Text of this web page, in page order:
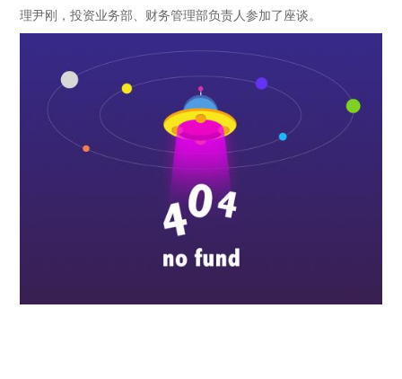
理尹刚，投资业务部、财务管理部负责人参加了座谈。